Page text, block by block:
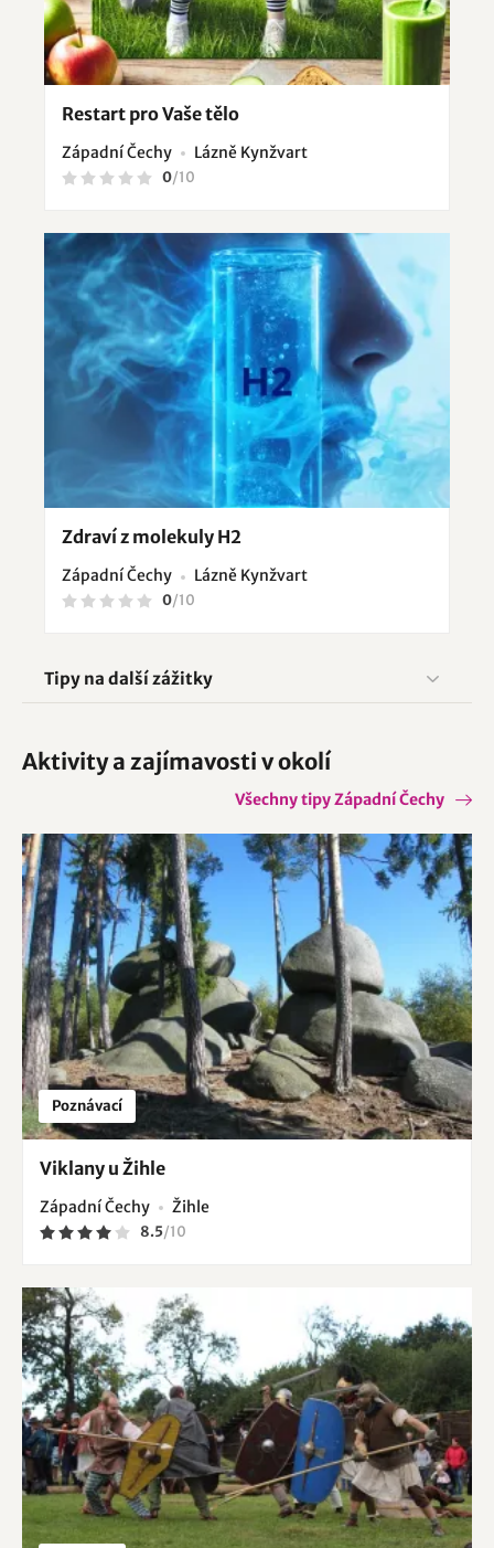
Restart pro Vaše tělo
Západní Čechy Lázně Kynžvart
0/10
Zdraví z molekuly H2
Západní Čechy Lázně Kynžvart
0/10
Tipy na další zážitky
Aktivity a zajímavosti v okolí
Všechny tipy Západní Čechy
Poznávací
Viklany u Žihle
Západní Čechy Žihle
8.5/10